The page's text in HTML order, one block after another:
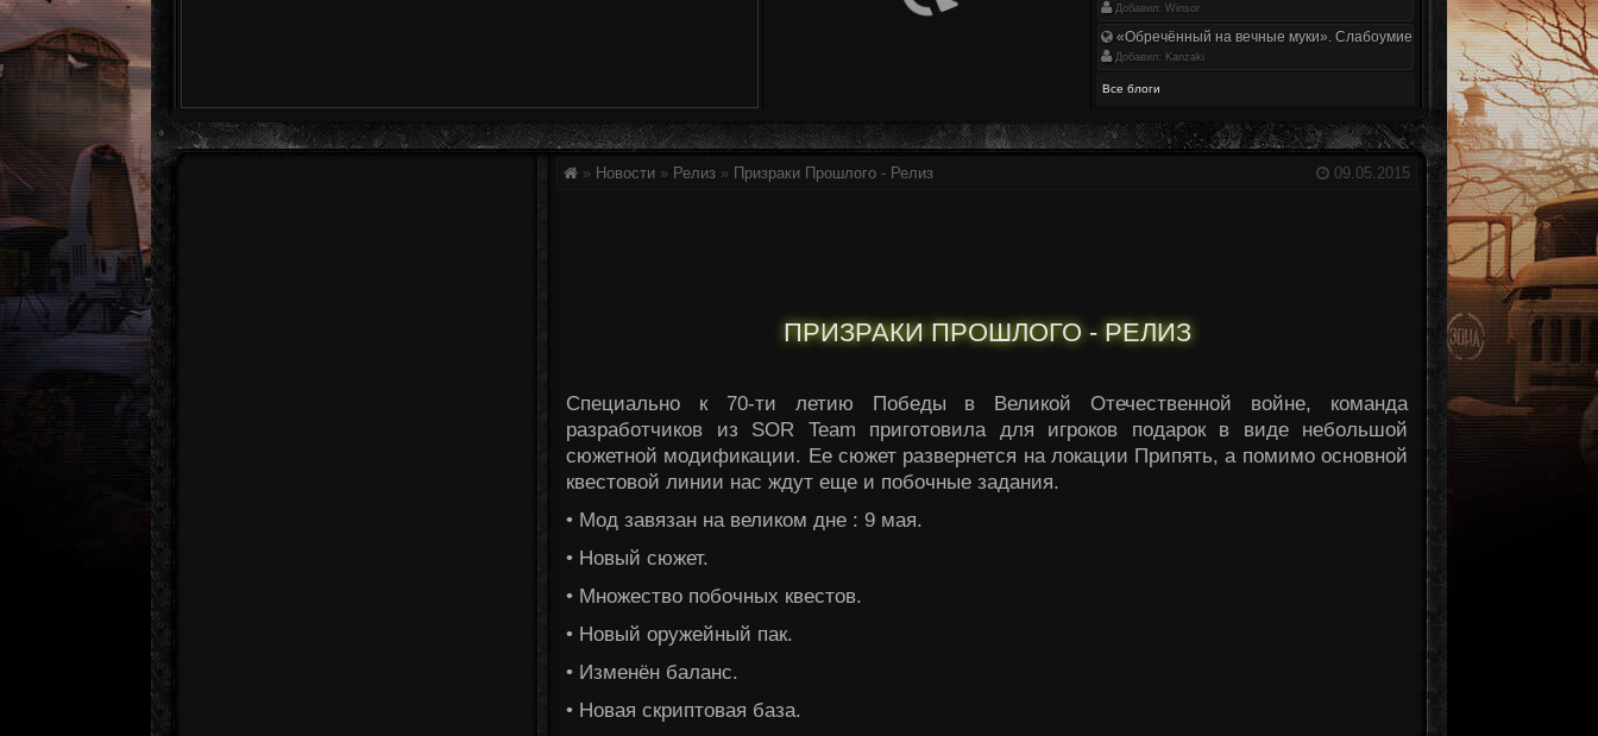
Добавил: Winsor
«Обречённый на вечные муки». Слабоумие и отвага
Добавил: Kanzaki
Все блоги
09.05.2015
» Новости » Релиз » Призраки Прошлого - Релиз
ПРИЗРАКИ ПРОШЛОГО - РЕЛИЗ
Специально к 70-ти летию Победы в Великой Отечественной войне, команда
разработчиков из SOR Team приготовила для игроков подарок в виде небольшой
сюжетной модификации. Ее сюжет развернется на локации Припять, а помимо основной
квестовой линии нас ждут еще и побочные задания.
• Мод завязан на великом дне : 9 мая.
• Новый сюжет.
• Множество побочных квестов.
• Новый оружейный пак.
• Изменён баланс.
• Новая скриптовая база.